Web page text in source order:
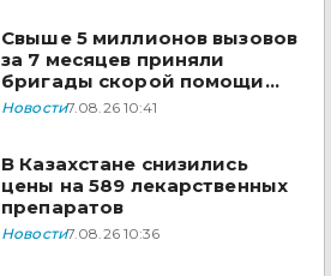
Свыше 5 миллионов вызовов
за 7 месяцев приняли
бригады скорой помощи
Казахстана
Новости7.08.26 10:41
В Казахстане снизились
цены на 589 лекарственных
препаратов
Новости7.08.26 10:36